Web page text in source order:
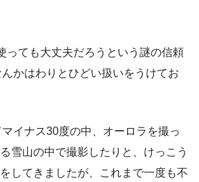
っても大丈夫だろうという謎の信頼
かはわりとひどい扱いをうけてお
イナス30度の中、オーロラを撮っ
雪山の中で撮影したりと、けっこう
してきましたが、これまで一度も不